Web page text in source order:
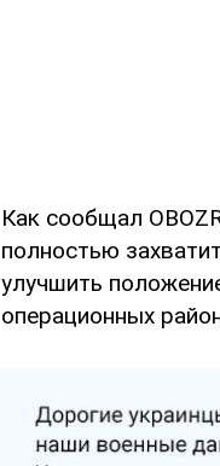
Как сообщал
полностью
улучшить
операционных